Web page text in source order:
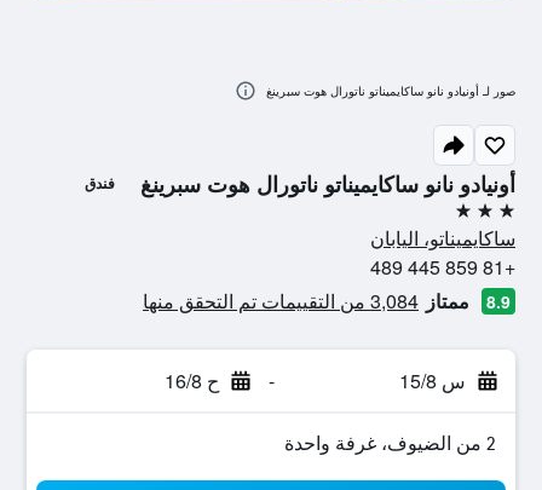
أونيادو نانو ساكايميناتو ناتورال هوت سبرينغ فندق
3 نجوم
ساكايميناتو، اليابان
+81 859 445 489
8.9 ممتاز 3,084 من التقييمات تم التحقق منها
س 15/8 - ح 16/8
2 من الضيوف، غرفة واحدة
صور لـ أونيادو نانو ساكايميناتو ناتورال هوت سبرينغ